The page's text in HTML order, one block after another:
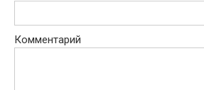
Комментарий